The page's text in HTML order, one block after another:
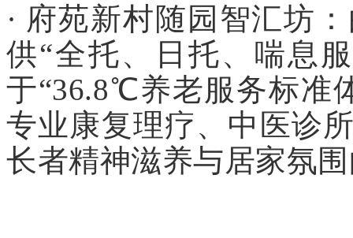
· 府苑新村随园智汇坊
供“全托、日托、喘息
于“36.8℃养老服务标准
专业康复理疗、中医诊
长者精神滋养与居家氛